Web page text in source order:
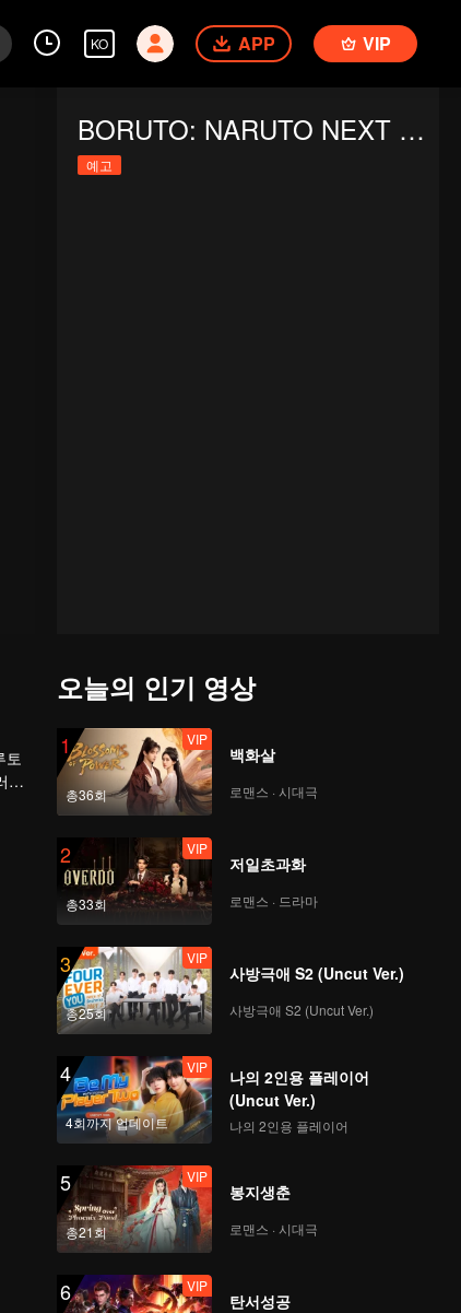
KO APP VIP
BORUTO: NARUTO NEXT GENERATIONS S5
예고
토
나
은
오늘의 인기 영상
1
총36회
VIP
백화살
로맨스 · 시대극
2
총33회
VIP
저일초과화
로맨스 · 드라마
3
총25회
VIP
사방극애 S2 (Uncut Ver.)
사방극애 S2 (Uncut Ver.)
4
4회까지 업데이트
VIP
나의 2인용 플레이어
(Uncut Ver.)
나의 2인용 플레이어
5
총21회
VIP
봉지생춘
로맨스 · 시대극
6 VIP
탄서성공